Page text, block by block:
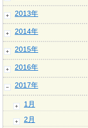
2013年
2014年
2015年
2016年
2017年
1月
2月